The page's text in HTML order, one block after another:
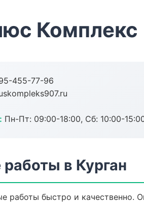
Комплекс
455-77-96
Пн-Пт: 09:00-18:00, Сб: 10:00-
в Курган
работы быстро и качественно.